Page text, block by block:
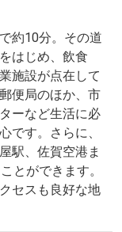
約10分。その道
はじめ、飲食
施設が点在して
便局のほか、市
ーなど生活に必
です。さらに、
駅、佐賀空港ま
とができます。
セスも良好な地